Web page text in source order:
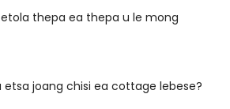
thepa ea thepa u le mong
etsa joang chisi ea cottage lebese?